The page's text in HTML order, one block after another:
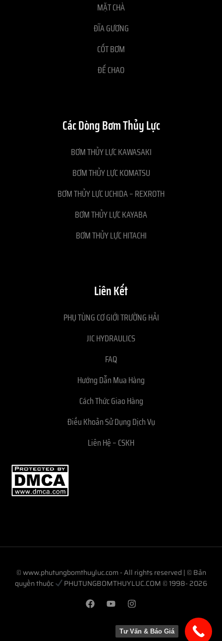
MẶT CHÀ
ĐĨA GƯƠNG
CỐT BƠM
ĐẾ CHAO
Các Dòng Bơm Thủy Lực
BƠM THỦY LỰC KAWASAKI
BƠM THỦY LỰC KOMATSU
BƠM THỦY LỰC UCHIDA – REXROTH
BƠM THỦY LỰC KAYABA
BƠM THỦY LỰC HITACHI
Liên Kết
PHỤ TÙNG CƠ GIỚI TRƯỜNG HẢI
JIC HYDRAULICS
FAQ
Hướng Dẫn Mua Hàng
Cách Thức Giao Hàng
Điều Khoản Sử Dụng Dịch Vụ
Liên Hệ – CSKH
© www.phutungbomthuyluc.com - All rights reserved | © Bản
quyền thuộc
PHUTUNGBOMTHUYLUC.COM © 1998- 2026
Tư Vấn & Báo Giá